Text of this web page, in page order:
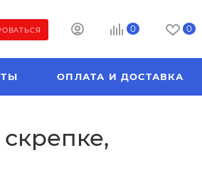
0 0
ОПЛАТА И ДОСТАВКА